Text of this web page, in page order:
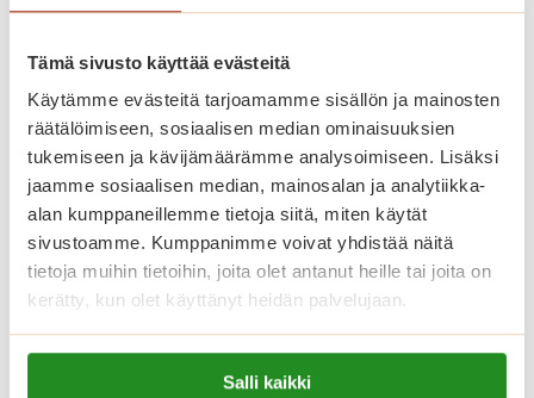
Tämä sivusto käyttää evästeitä
Käytämme evästeitä tarjoamamme sisällön ja mainosten
räätälöimiseen, sosiaalisen median ominaisuuksien
tukemiseen ja kävijämäärämme analysoimiseen. Lisäksi
jaamme sosiaalisen median, mainosalan ja analytiikka-
alan kumppaneillemme tietoja siitä, miten käytät
sivustoamme. Kumppanimme voivat yhdistää näitä
tietoja muihin tietoihin, joita olet antanut heille tai joita on
kerätty, kun olet käyttänyt heidän palvelujaan.
Lue lisää evästeistä:
https://sagacare.fi/evasteet/
Salli kaikki
uima-allasosastolla, pesutupa ja
kerhotilat aktiiviseen vapaa-
ajantoimintaan.
Katso vapaat senioriasunnot
Saga Salpalinnassa asumisen
kuukausikulut koostuvat
asumiskuluista sekä yksilöllisestä
palvelupaketista. Asuntojen
asumiskuluun sisältyy asunnon vuokra